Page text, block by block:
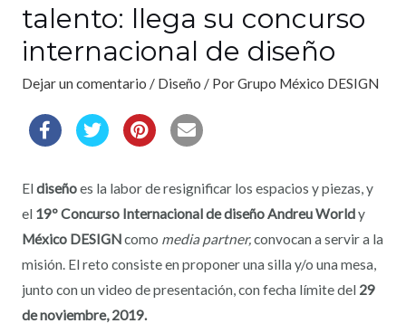
talento: llega su concurso
internacional de diseño
Dejar un comentario / Diseño / PorGrupo México DESIGN
El diseñoes la labor de resignificar los espacios y piezas, y
el 19º Concurso Internacional de diseño Andreu Worldy
México DESIGNcomo media partner,convocan a servir a la
misión. El reto consiste en proponer una silla y/o una mesa,
junto con un video de presentación, con fecha límite del 29
de noviembre, 2019.